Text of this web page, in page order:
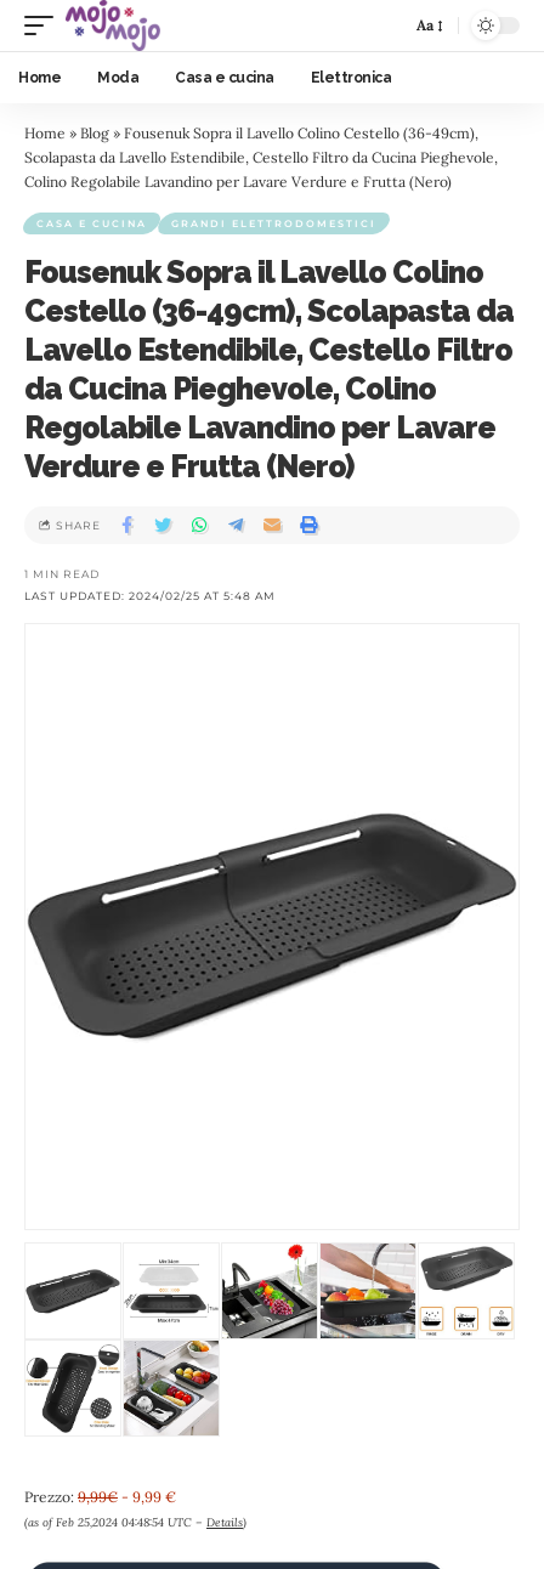
Aa
Home Moda Casa e cucina Elettronica
Home » Blog » Fousenuk Sopra il Lavello Colino Cestello (36-49cm),
Scolapasta da Lavello Estendibile, Cestello Filtro da Cucina Pieghevole,
Colino Regolabile Lavandino per Lavare Verdure e Frutta (Nero)
CASA E CUCINA GRANDI ELETTRODOMESTICI
Fousenuk Sopra il Lavello Colino
Cestello (36-49cm), Scolapasta da
Lavello Estendibile, Cestello Filtro
da Cucina Pieghevole, Colino
Regolabile Lavandino per Lavare
Verdure e Frutta (Nero)
LAST UPDATED: 2024/02/25 AT 5:48 AM
1 MIN READ
SHARE
Prezzo: 9,99€ - 9,99 €
(as of Feb 25,2024 04:48:54 UTC – Details)